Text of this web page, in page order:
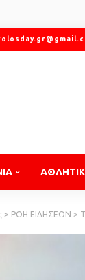
> ΡΟΗ ΕΙΔΗΣΕΩΝ >